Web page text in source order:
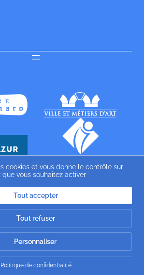
Website byGazelle
cookies et vous donne le contrôle sur
que vous souhaitez activer
Tout accepter
Tout refuser
Personnaliser
Politique de confidentialité